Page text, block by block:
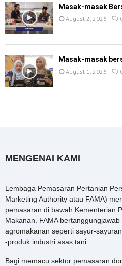
Masak-masak
August 2, 2026
Masak-masak
August 1, 2026
MENGENAI KAMI
Lembaga Pemasaran Pertanian
Marketing Authority atau FAMA)
pemasaran di bawah Kementerian
Makanan. FAMA
agromakanan seperti sayur-
-produk industri asas tani
Bagi memacu sektor pemasaran